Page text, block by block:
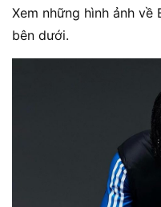
Xem những hình ảnh
bên dưới.